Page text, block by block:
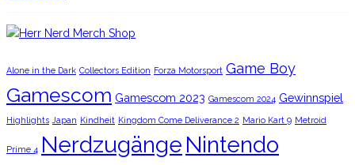
Alone in the Dark Collectors Edition Forza Motorsport Game Boy
Gamescom Gamescom 2023 Gamescom 2024 Gewinnspiel
Highlights Japan Kindheit Kingdom Come Deliverance 2 Mario Kart 9 Metroid
Prime 4 Nerdzugänge Nintendo